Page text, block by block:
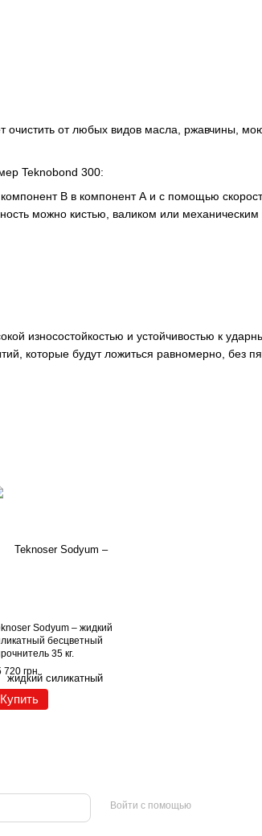
очистить от любых видов масла, ржавчины,
Teknobond 300:
B в компонент А и с помощью
можно кистью, валиком или
износостойкостью и устойчивостью к
которые будут ложиться равномерно, без
Sodyum – жидкий
бесцветный
35 кг.
720 грн
Купить
Войти с помощью